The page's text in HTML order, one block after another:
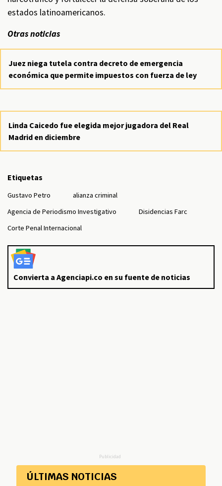
estados latinoamericanos.
Otras noticias
Juez niega tutela contra decreto de emergencia
económica que permite impuestos con fuerza de ley
Linda Caicedo fue elegida mejor jugadora del Real
Madrid en diciembre
Etiquetas
Gustavo Petro
alianza criminal
Agencia de Periodismo Investigativo
Disidencias Farc
Corte Penal Internacional
Convierta a Agenciapi.co en su fuente de noticias
Publicidad
ÚLTIMAS NOTICIAS